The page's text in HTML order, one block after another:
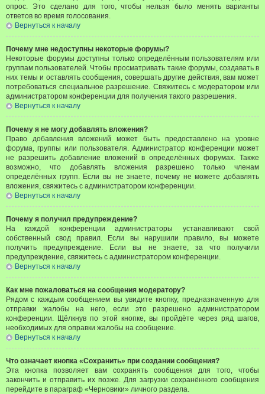
опрос. Это сделано для того, чтобы нельзя было менять варианты
ответов во время голосования.
Вернуться к началу
Почему мне недоступны некоторые форумы?
Некоторые форумы доступны только определённым пользователям или
группам пользователей. Чтобы просматривать такие форумы, создавать в
них темы и оставлять сообщения, совершать другие действия, вам может
потребоваться специальное разрешение. Свяжитесь с модератором или
администратором конференции для получения такого разрешения.
Вернуться к началу
Почему я не могу добавлять вложения?
Право добавления вложений может быть предоставлено на уровне
форума, группы или пользователя. Администратор конференции может
не разрешить добавление вложений в определённых форумах. Также
возможно, что добавлять вложения разрешено только членам
определённых групп. Если вы не знаете, почему не можете добавлять
вложения, свяжитесь с администратором конференции.
Вернуться к началу
Почему я получил предупреждение?
На каждой конференции администраторы устанавливают свой
собственный свод правил. Если вы нарушили правило, вы можете
получить предупреждение. Если вы не знаете, за что получили
предупреждение, свяжитесь с администратором конференции.
Вернуться к началу
Как мне пожаловаться на сообщения модератору?
Рядом с каждым сообщением вы увидите кнопку, предназначенную для
отправки жалобы на него, если это разрешено администратором
конференции. Щёлкнув по этой кнопке, вы пройдёте через ряд шагов,
необходимых для оправки жалобы на сообщение.
Вернуться к началу
Что означает кнопка «Сохранить» при создании сообщения?
Эта кнопка позволяет вам сохранять сообщения для того, чтобы
закончить и отправить их позже. Для загрузки сохранённого сообщения
перейдите в параграф «Черновики» личного раздела.